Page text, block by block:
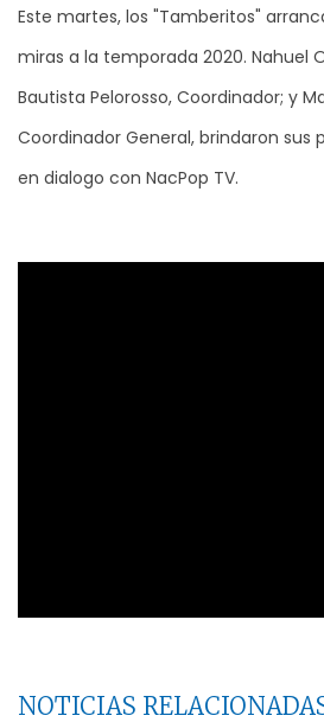
Este martes, los "Tamberitos"
miras a la temporada 2020. Nahuel
Bautista Pelorosso, Coordinador; y
Coordinador General, brindaron sus
en dialogo con NacPop TV.
NOTICIAS